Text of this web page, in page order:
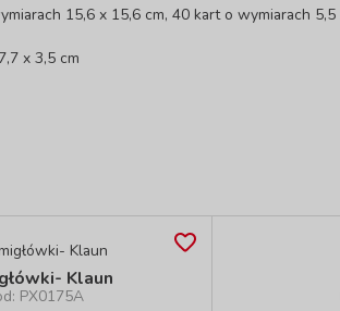
15,6 x 15,6 cm, 40 kart o wymiarach 5,5
x 3,5 cm
Klaun
PX0175A